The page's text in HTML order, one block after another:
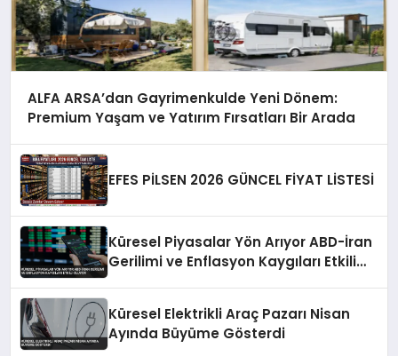
ALFA ARSA’dan Gayrimenkulde Yeni Dönem:
Premium Yaşam ve Yatırım Fırsatları Bir Arada
EFES PİLSEN 2026 GÜNCEL FİYAT LİSTESİ
Küresel Piyasalar Yön Arıyor ABD-İran
Gerilimi ve Enflasyon Kaygıları Etkili
Küresel Elektrikli Araç Pazarı Nisan
Ayında Büyüme Gösterdi